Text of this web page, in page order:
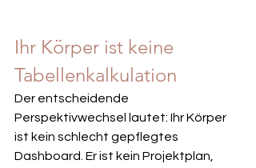
Ihr Körper ist keine
Tabellenkalkulation
Der entscheidende
Perspektivwechsel lautet: Ihr Körper
ist kein schlecht gepflegtes
Dashboard. Er ist kein Projektplan,